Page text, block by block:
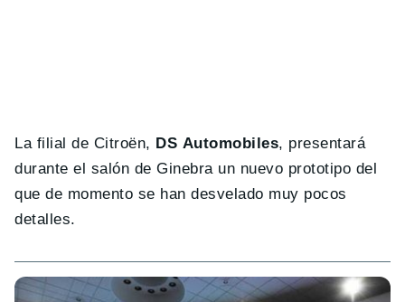
La filial de Citroën, DS Automobiles, presentará
durante el salón de Ginebra un nuevo prototipo del
que de momento se han desvelado muy pocos
detalles.